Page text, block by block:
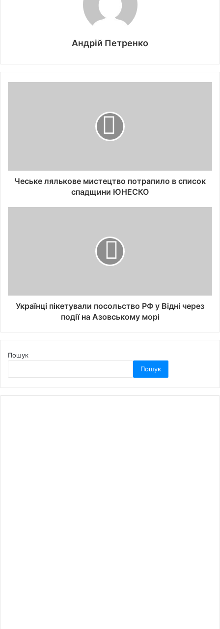
Андрій Петренко
Чеське лялькове мистецтво потрапило в список
спадщини ЮНЕСКО
Українці пікетували посольство РФ у Відні через
події на Азовському морі
Пошук
Пошук